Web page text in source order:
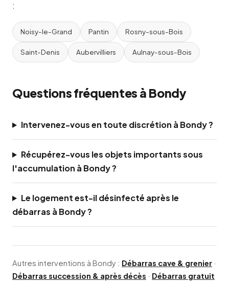
:
Noisy-le-Grand Pantin Rosny-sous-Bois
Saint-Denis Aubervilliers Aulnay-sous-Bois
Questions fréquentes à Bondy
Intervenez-vous en toute discrétion à Bondy ?
Récupérez-vous les objets importants sous
l'accumulation à Bondy ?
Le logement est-il désinfecté après le
débarras à Bondy ?
Autres interventions à Bondy : Débarras cave & grenier ·
Débarras succession & après décès · Débarras gratuit